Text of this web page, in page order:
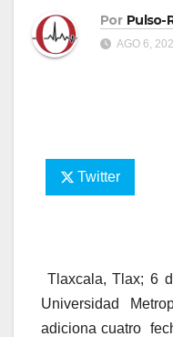
Por Pulso-
AGO 6,
Twitter
Tlaxcala, Tlax; 6
Universidad
adiciona cuatro